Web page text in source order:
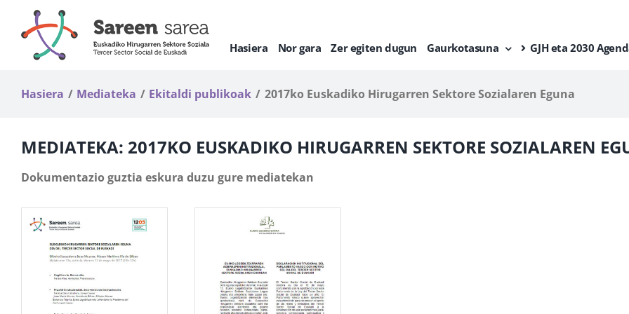
content
Hasiera Nor gara Zer egiten dugun Gaurkotasuna GJH eta 2030
Hasiera Mediateka Ekitaldi publikoak 2017ko Euskadiko Hirugarren Sektore Sozialaren Eguna
MEDIATEKA: 2017KO EUSKADIKO HIRUGARREN SEKTORE SOZIALAREN
Dokumentazio guztia eskura duzu gure mediatekan